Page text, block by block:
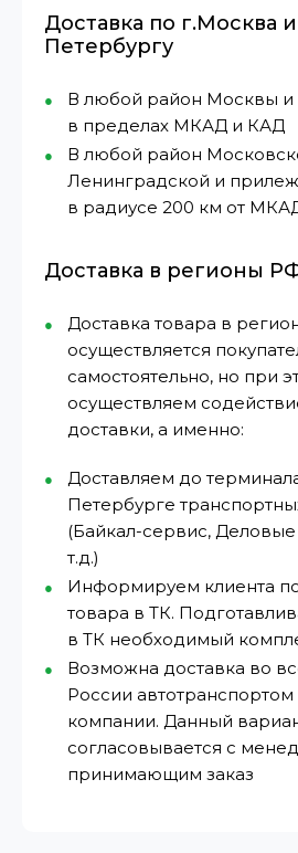
Доставка по г.Москва
Петербургу
В любой район Москвы и
в пределах МКАД и КАД
В любой район
Ленинградской и
в радиусе 200 км от
Доставка в регионы
Доставка товара в
осуществляется
самостоятельно, но при
осуществляем
доставки, а именно:
Доставляем до
Петербурге
(Байкал-сервис,
т.д.)
Информируем клиента
товара в ТК.
в ТК необходимый
Возможна доставка во
России
компании. Данный
согласовывается с
принимающим заказ